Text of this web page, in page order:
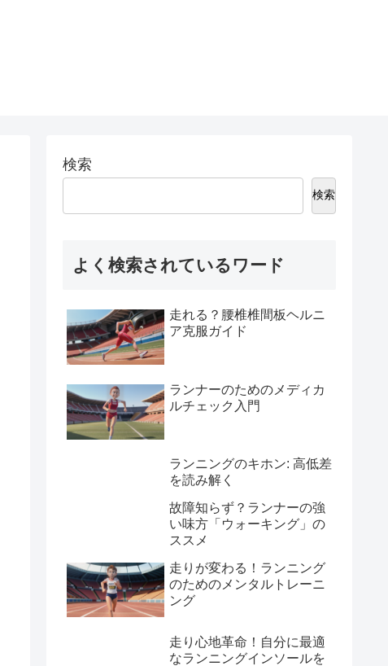
検索
検索
よく検索されているワード
走れる？腰椎椎間板ヘルニ
ア克服ガイド
ランナーのためのメディカ
ルチェック入門
ランニングのキホン: 高低差
を読み解く
故障知らず？ランナーの強
い味方「ウォーキング」の
ススメ
走りが変わる！ランニング
のためのメンタルトレーニ
ング
走り心地革命！自分に最適
なランニングインソールを